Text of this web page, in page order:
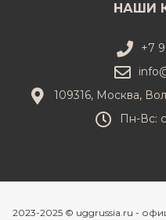
НАШИ
+7
109316, Москва,
Пн-Вс:
2023-2025 © uggrussia.ru -